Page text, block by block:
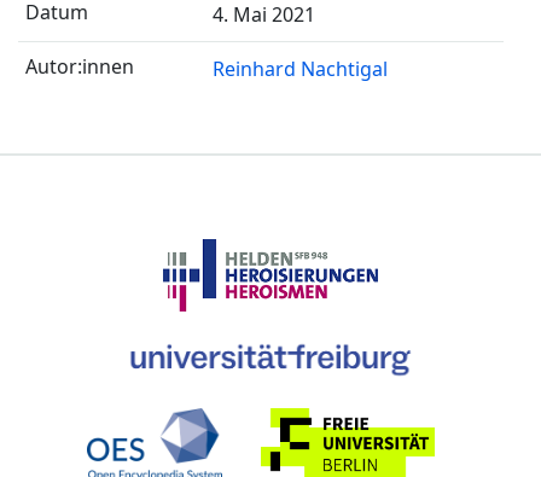
4. Mai 2021
Reinhard Nachtigal